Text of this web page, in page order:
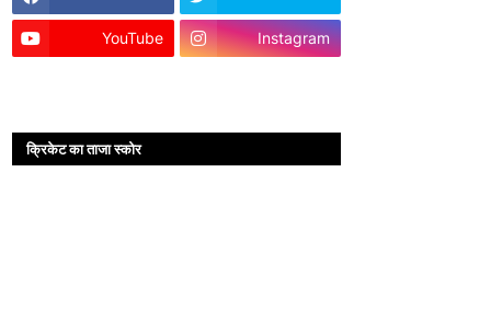
YouTube Instagram
क्रिकेट का ताजा स्कोर